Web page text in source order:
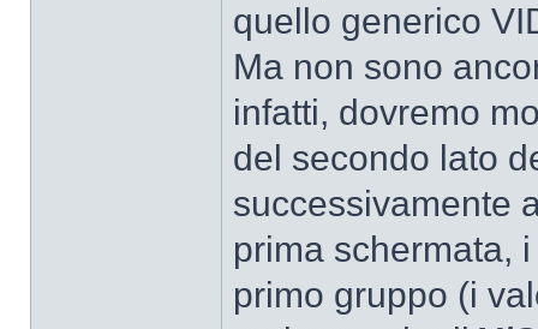
quello generico
Ma non sono
infatti, dovremo
del secondo lato
successivamente
prima schermata,
primo gruppo (i